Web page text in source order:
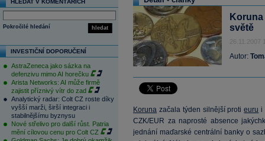
HLEDAT V KOMENTÁŘÍCH
hledat
Pokročilé hledání
INVESTIČNÍ DOPORUČENÍ
AstraZeneca jako sázka na
defenzivu mimo AI horečku
Arista Networks: AI může firmě
zajistit příznivý vítr do zad
Analytický radar: Colt CZ roste díky
vyšší marži, širší integraci i
stabilnějšímu byznysu
Nové střelivo pro další růst. Patria
mění cílovou cenu pro Colt CZ
světě
26.11.2007
Autor:
Koruna začala týden silnější protieuru i
CZK/EUR za naprosté absence
jednání maďarské centrální banky o